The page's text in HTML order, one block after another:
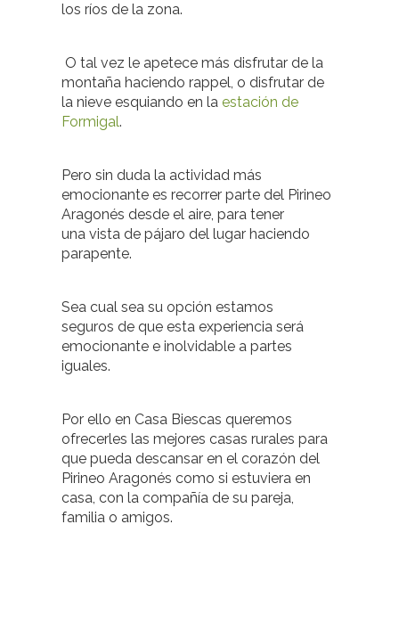
los ríos de la zona.
O tal vez le apetece más disfrutar de la
montaña haciendo rappel, o disfrutar de
la nieve esquiando en la estación de
Formigal.
Pero sin duda la actividad más
emocionante es recorrer parte del Pirineo
Aragonés desde el aire, para tener
una vista de pájaro del lugar haciendo
parapente.
Sea cual sea su opción estamos
seguros de que esta experiencia será
emocionante e inolvidable a partes
iguales.
Por ello en Casa Biescas queremos
ofrecerles las mejores casas rurales para
que pueda descansar en el corazón del
Pirineo Aragonés como si estuviera en
casa, con la compañía de su pareja,
familia o amigos.